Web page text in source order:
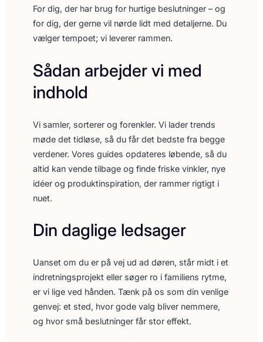
For dig, der har brug for hurtige beslutninger – og
for dig, der gerne vil nørde lidt med detaljerne. Du
vælger tempoet; vi leverer rammen.
Sådan arbejder vi med
indhold
Vi samler, sorterer og forenkler. Vi lader trends
møde det tidløse, så du får det bedste fra begge
verdener. Vores guides opdateres løbende, så du
altid kan vende tilbage og finde friske vinkler, nye
idéer og produktinspiration, der rammer rigtigt i
nuet.
Din daglige ledsager
Uanset om du er på vej ud ad døren, står midt i et
indretningsprojekt eller søger ro i familiens rytme,
er vi lige ved hånden. Tænk på os som din venlige
genvej: et sted, hvor gode valg bliver nemmere,
og hvor små beslutninger får stor effekt.